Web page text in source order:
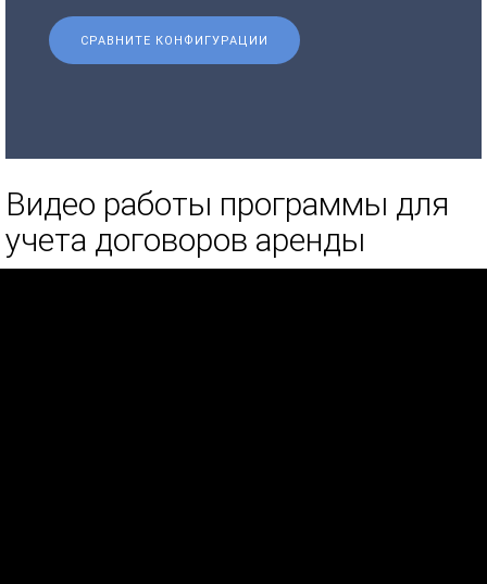
СРАВНИТЕ КОНФИГУРАЦИИ
Видео работы программы для
учета договоров аренды